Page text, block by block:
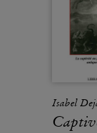
Isabel